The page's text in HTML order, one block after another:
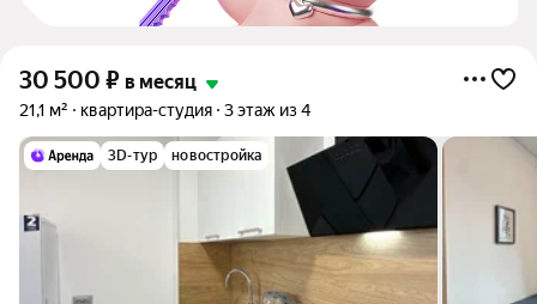
30 500 ₽ в месяц
21,1 м² квартира-студия 3 этаж из 4
3D-тур новостройка